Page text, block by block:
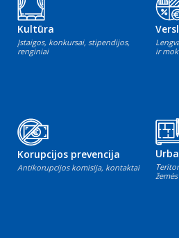
Kultūra
Įstaigos, konkursai, stipendijos,
renginiai
ir
Korupcijos prevencija
Antikorupcijos komisija, kontaktai